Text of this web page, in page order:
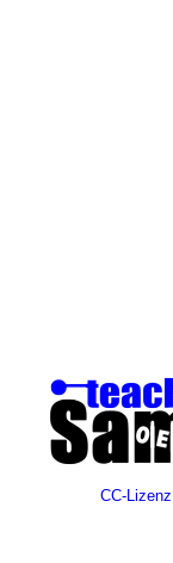
CC-Lizenz